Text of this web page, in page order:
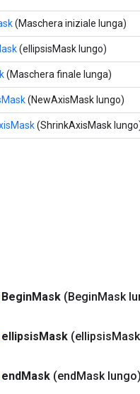
(Maschera iniziale lunga)
(ellipsisMask lungo)
(Maschera finale lunga)
(NewAxisMask lungo)
(ShrinkAxisMask
BeginMask (BeginMask
ellipsisMask (ellipsis
endMask (endMask